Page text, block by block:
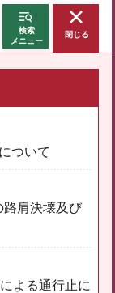
検索
メニュー
閉じる
ついて
路肩決壊及び
よる通行止に